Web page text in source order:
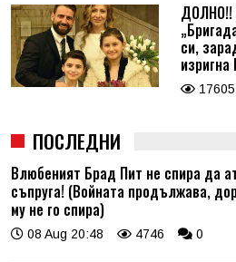
ДОЛНО!!
си,
17605
ПОСЛЕДНИ
Влюбеният Брад Пит не спира да
съпруга! (Войната продължава,
му не го спира)
08 Aug 20:48 4746 0